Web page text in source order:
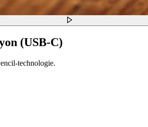
(USB-C)
technologie.